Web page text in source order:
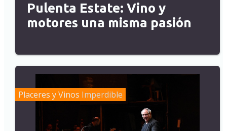
Pulenta Estate: Vino y
motores una misma pasión
Placeres y Vinos Imperdible